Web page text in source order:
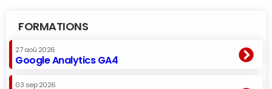
FORMATIONS
27 aoû 2026
Google Analytics GA4
03 sep 2026